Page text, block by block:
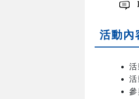
活動內
活
參